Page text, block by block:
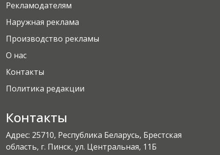
Рекламодателям
Наружная реклама
Производство рекламы
О нас
Контакты
Политика редакции
Контакты
Адрес: 25710, Республика Беларусь, Брестская
область, г. Пинск, ул. Центральная, 11Б